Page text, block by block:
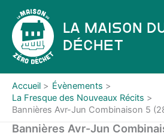
contenu
La Maison
Déchet
Accueil
Évènements
La Fresque des Nouveaux Récits
Bannières Avr-Jun Combinaison 5
Bannières Avr-Jun